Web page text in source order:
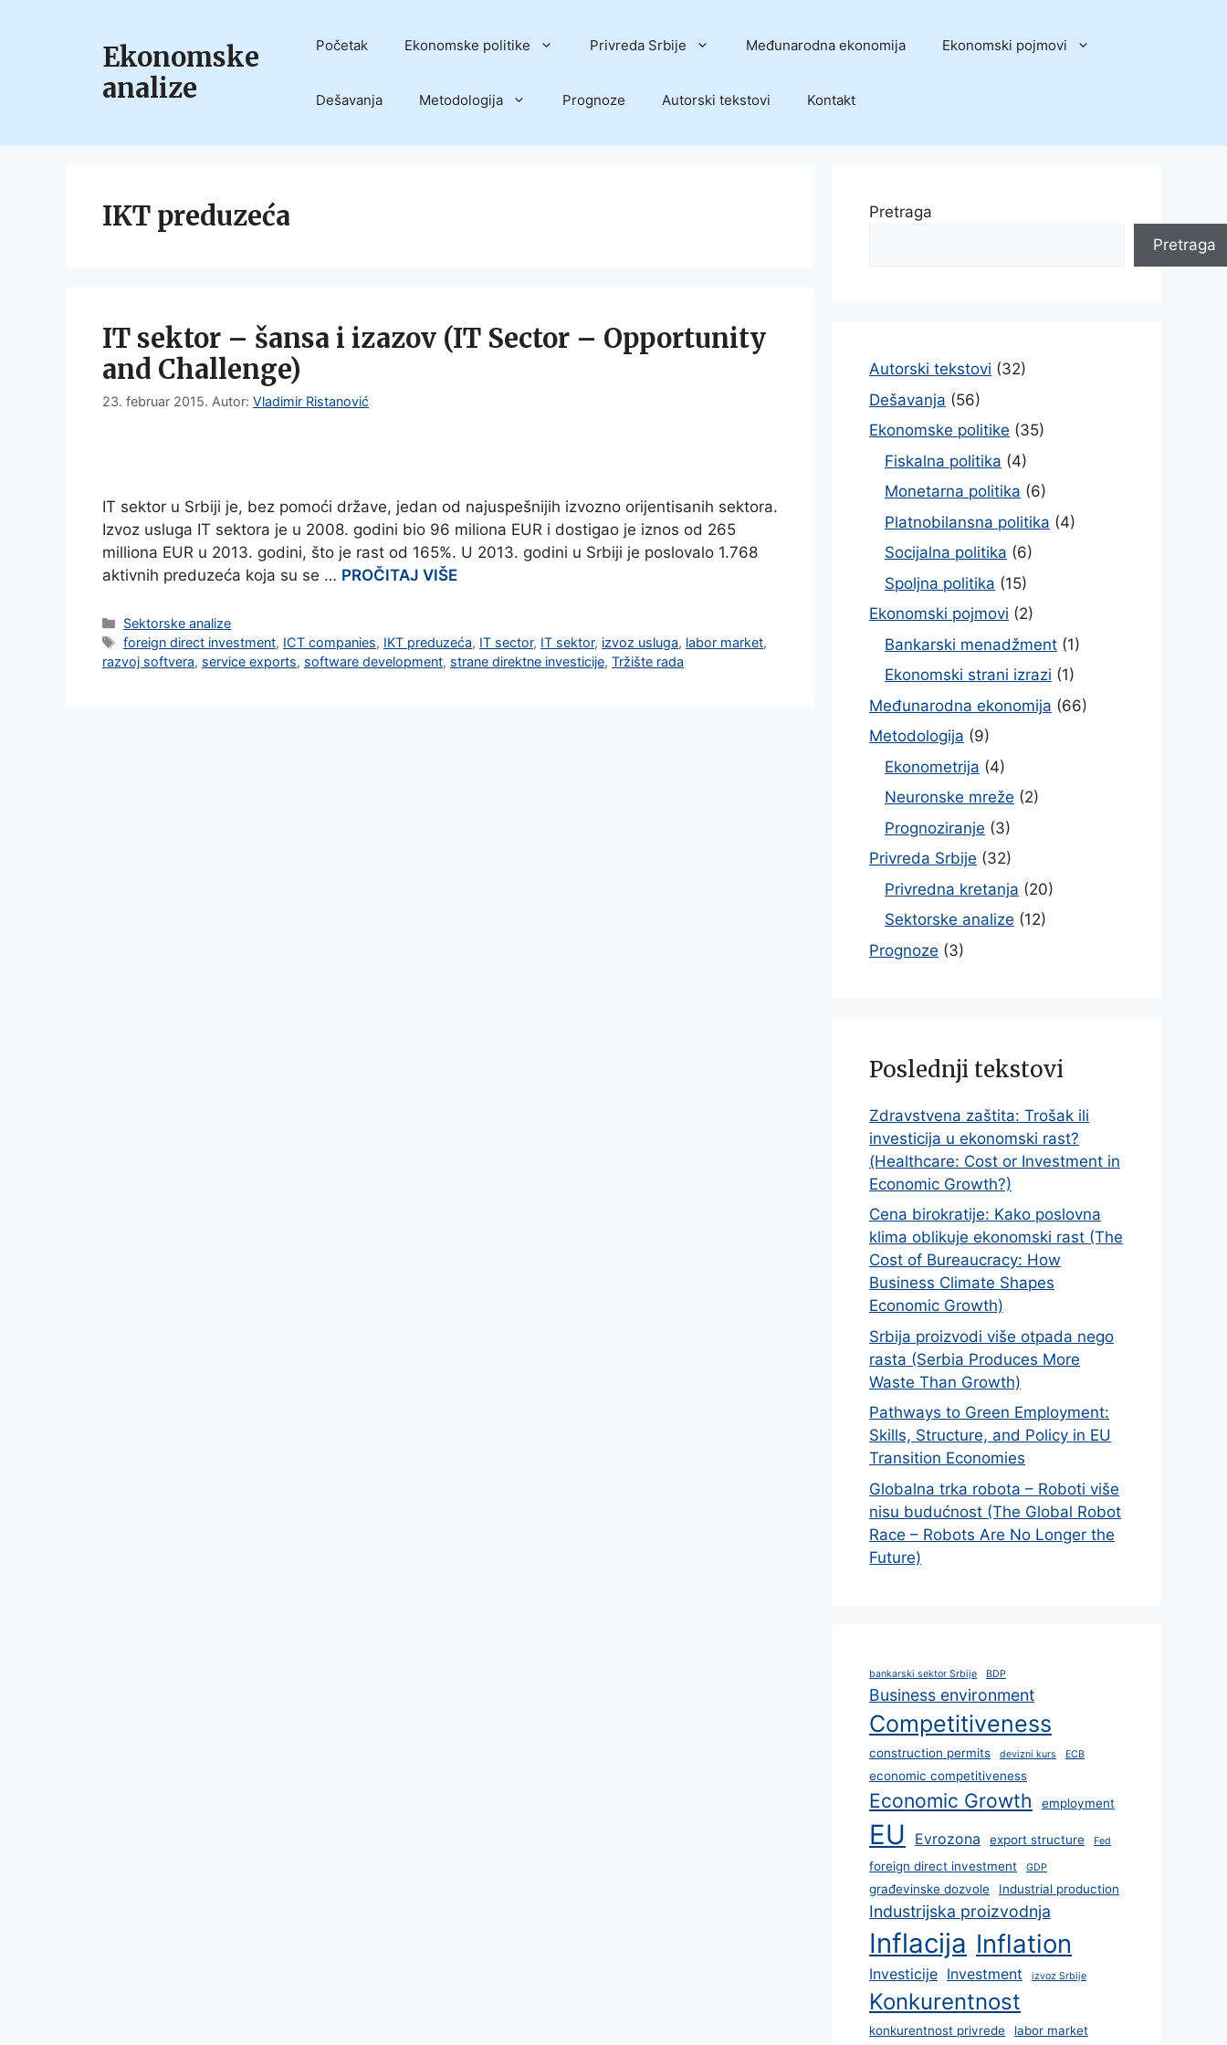
Ekonomske
analize
Početak Ekonomske politike Privreda Srbije Međunarodna ekonomija Ekonomski pojmovi
Dešavanja Metodologija Prognoze Autorski tekstovi Kontakt
IKT preduzeća
IT sektor – šansa i izazov (IT Sector – Opportunity
and Challenge)
23. februar 2015. Autor: Vladimir Ristanović
IT sektor u Srbiji je, bez pomoći države, jedan od najuspešnijih izvozno orijentisanih sektora.
Izvoz usluga IT sektora je u 2008. godini bio 96 miliona EUR i dostigao je iznos od 265
milliona EUR u 2013. godini, što je rast od 165%. U 2013. godini u Srbiji je poslovalo 1.768
aktivnih preduzeća koja su se … PROČITAJ VIŠE
Categories
Sektorske analize
Tags
foreign direct investment, ICT companies, IKT preduzeća, IT sector, IT sektor, izvoz usluga, labor market,
razvoj softvera, service exports, software development, strane direktne investicije, Tržište rada
Pretraga
Pretraga
Autorski tekstovi (32)
Dešavanja (56)
Ekonomske politike (35)
Fiskalna politika (4)
Monetarna politika (6)
Platnobilansna politika (4)
Socijalna politika (6)
Spoljna politika (15)
Ekonomski pojmovi (2)
Bankarski menadžment (1)
Ekonomski strani izrazi (1)
Međunarodna ekonomija (66)
Metodologija (9)
Ekonometrija (4)
Neuronske mreže (2)
Prognoziranje (3)
Privreda Srbije (32)
Privredna kretanja (20)
Sektorske analize (12)
Prognoze (3)
Poslednji tekstovi
Zdravstvena zaštita: Trošak ili
investicija u ekonomski rast?
(Healthcare: Cost or Investment in
Economic Growth?)
Cena birokratije: Kako poslovna
klima oblikuje ekonomski rast (The
Cost of Bureaucracy: How
Business Climate Shapes
Economic Growth)
Srbija proizvodi više otpada nego
rasta (Serbia Produces More
Waste Than Growth)
Pathways to Green Employment:
Skills, Structure, and Policy in EU
Transition Economies
Globalna trka robota – Roboti više
nisu budućnost (The Global Robot
Race – Robots Are No Longer the
Future)
bankarski sektor Srbije BDP
Business environment
Competitiveness
construction permits devizni kurs ECB
economic competitiveness
Economic Growth employment
EU Evrozona export structure Fed
foreign direct investment GDP
građevinske dozvole Industrial production
Industrijska proizvodnja
Inflacija Inflation
Investicije Investment izvoz Srbije
Konkurentnost
konkurentnost privrede labor market